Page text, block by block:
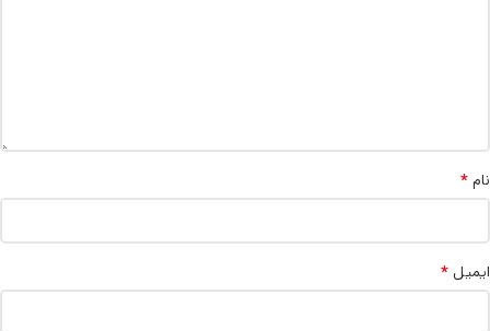
نام *
ایمیل *